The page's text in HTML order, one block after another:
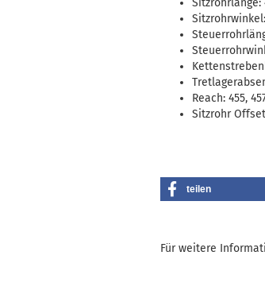
Sitzrohrlänge:
Reach: 455,
Sitzrohr
teilen
Für weitere